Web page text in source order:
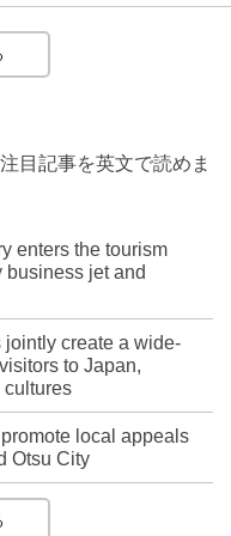
目記事を英文で読めま
enters the tourism
business jet and
create a wide-
to Japan,
cultures
local appeals
Otsu City